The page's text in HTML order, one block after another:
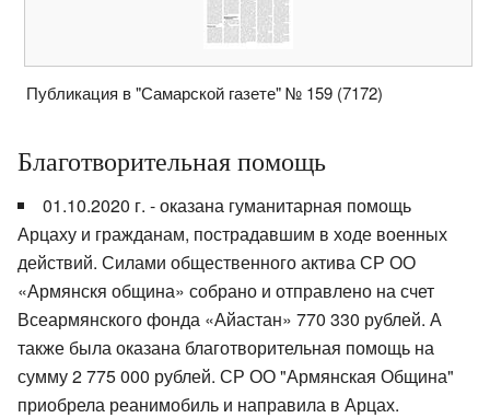
Публикация в "Самарской газете" № 159 (7172)
Благотворительная помощь
01.10.2020 г. - оказана гуманитарная помощь
Арцаху и гражданам, пострадавшим в ходе военных
действий. Силами общественного актива СР ОО
«Армянскя община» собрано и отправлено на счет
Всеармянского фонда «Айастан» 770 330 рублей. А
также была оказана благотворительная помощь на
сумму 2 775 000 рублей. СР ОО "Армянская Община"
приобрела реанимобиль и направила в Арцах.